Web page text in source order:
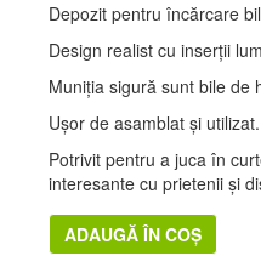
Depozit pentru încărcare
Design realist cu inserții
Muniția sigură sunt bile de
Ușor de asamblat și utilizat.
Potrivit pentru a juca în
interesante cu prietenii și
ADAUGĂ ÎN COȘ